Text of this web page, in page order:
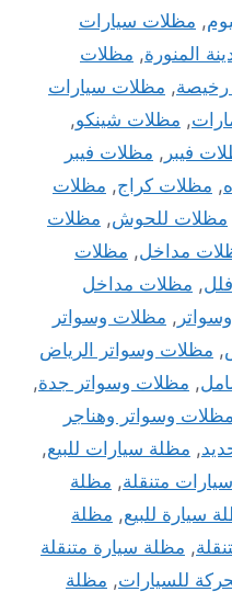
, مظلات سيارات
المنورة, مظلات
, مظلات سيارات
, مظلات شينكو,
فيبر , مظلات فيبر
, مظلات كراج, مظلات
مظلات للحوش, مظلات
مداخل, مظلات
, مظلات مداخل
, مظلات وسواتر
, مظلات وسواتر الرياض
, مظلات وسواتر جدة,
مظلات وسواتر وهناجر
, مظلة سيارات للبيع,
متنقلة, مظلة
سيارة للبيع, مظلة
, مظلة سيارة متنقلة
للسيارات, مظلة